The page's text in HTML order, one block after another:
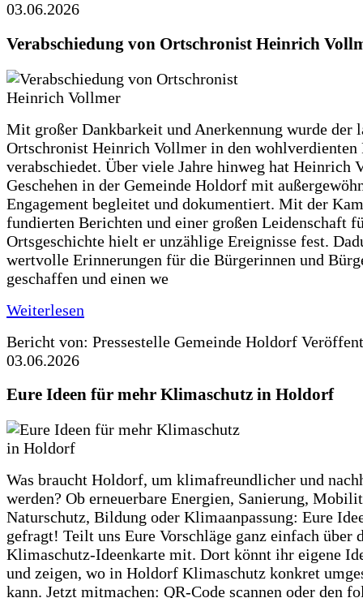
03.06.2026
Verabschiedung von Ortschronist Heinrich
Mit großer Dankbarkeit und Anerkennung wurde der
Ortschronist Heinrich Vollmer in den wohlverdienten
verabschiedet. Über viele Jahre hinweg hat Heinrich
Geschehen in der Gemeinde Holdorf mit
Engagement begleitet und dokumentiert. Mit der
fundierten Berichten und einer großen Leidenschaft
Ortsgeschichte hielt er unzählige Ereignisse fest.
wertvolle Erinnerungen für die Bürgerinnen und
geschaffen und einen we
Weiterlesen
Bericht von: Pressestelle Gemeinde Holdorf
03.06.2026
Eure Ideen für mehr Klimaschutz in Holdorf
Was braucht Holdorf, um klimafreundlicher und
werden? Ob erneuerbare Energien, Sanierung,
Naturschutz, Bildung oder Klimaanpassung: Eure
gefragt! Teilt uns Eure Vorschläge ganz einfach über
Klimaschutz-Ideenkarte mit. Dort könnt ihr eigene
und zeigen, wo in Holdorf Klimaschutz konkret
kann. Jetzt mitmachen: QR-Code scannen oder den